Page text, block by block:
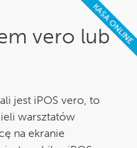
KASA ONLINE
vero lub
jest iPOS vero, to
warsztatów
na ekranie